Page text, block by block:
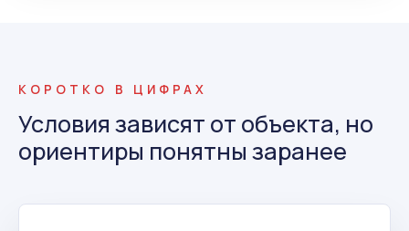
КОРОТКО В ЦИФРАХ
Условия зависят от объекта, но
ориентиры понятны заранее